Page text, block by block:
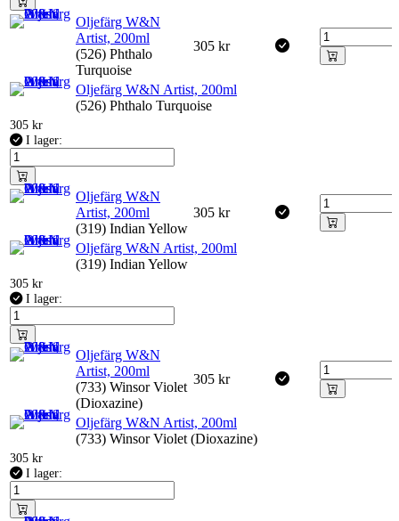
Oljefärg W&N
Artist, 200ml
(526) Phthalo
Turquoise
305 kr
Oljefärg W&N Artist, 200ml
(526) Phthalo Turquoise
305 kr
I lager:
Oljefärg W&N
Artist, 200ml
(319) Indian Yellow
305 kr
Oljefärg W&N Artist, 200ml
(319) Indian Yellow
305 kr
I lager:
Oljefärg W&N
Artist, 200ml
(733) Winsor Violet
(Dioxazine)
305 kr
Oljefärg W&N Artist, 200ml
(733) Winsor Violet (Dioxazine)
305 kr
I lager: